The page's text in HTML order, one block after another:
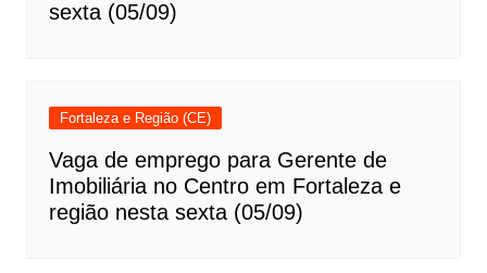
sexta (05/09)
Fortaleza e Região (CE)
Vaga de emprego para Gerente de
Imobiliária no Centro em Fortaleza e
região nesta sexta (05/09)